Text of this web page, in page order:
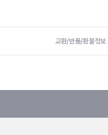
교환/반품/환불정보